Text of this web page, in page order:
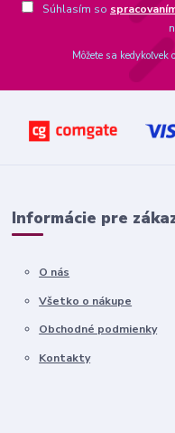
Súhlasím so
Môžete sa
Informácie pre
O nás
Všetko o nákupe
Obchodné podmienky
Kontakty